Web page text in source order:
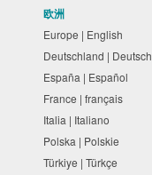
欧洲
Europe | English
Deutschland | Deutsch
España | Español
France | français
Italia | Italiano
Polska | Polskie
Türkiye | Türkçe